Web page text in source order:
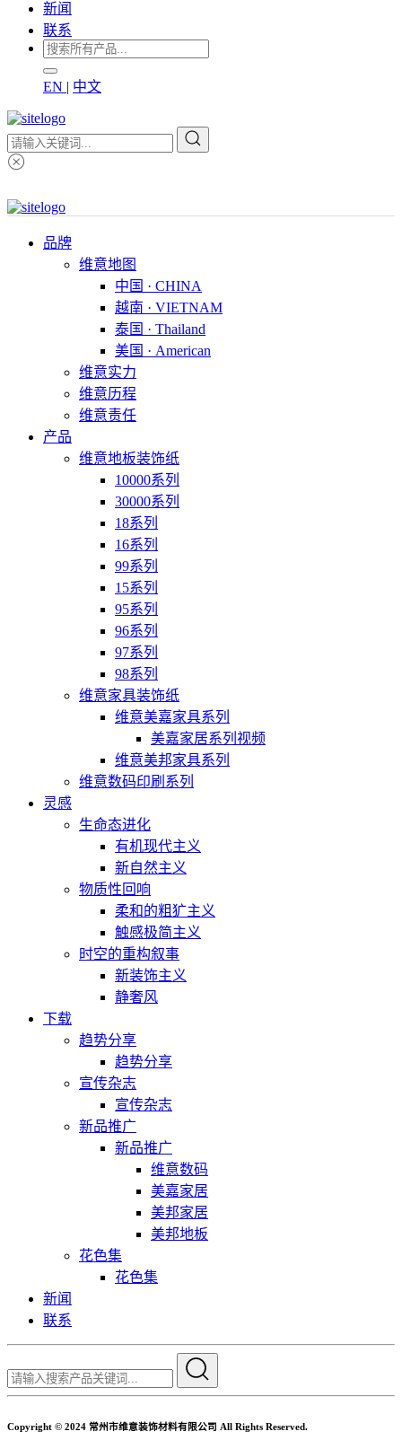
新闻
联系
EN | 中文
品牌
维意地图
中国 · CHINA
越南 · VIETNAM
泰国 · Thailand
美国 · American
维意实力
维意历程
维意责任
产品
维意地板装饰纸
10000系列
30000系列
18系列
16系列
99系列
15系列
95系列
96系列
97系列
98系列
维意家具装饰纸
维意美嘉家具系列
美嘉家居系列视频
维意美邦家具系列
维意数码印刷系列
灵感
生命态进化
有机现代主义
新自然主义
物质性回响
柔和的粗犷主义
触感极简主义
时空的重构叙事
新装饰主义
静奢风
下载
趋势分享
趋势分享
宣传杂志
宣传杂志
新品推广
新品推广
维意数码
美嘉家居
美邦家居
美邦地板
花色集
花色集
新闻
联系
Copyright © 2024 常州市维意装饰材料有限公司 All Rights Reserved.